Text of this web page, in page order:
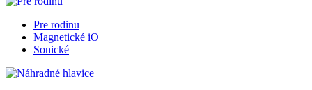
Pre rodinu
Magnetické iO
Sonické